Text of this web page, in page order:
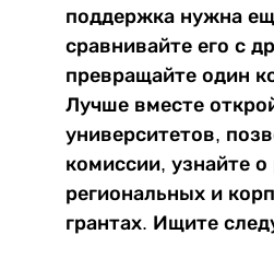
поддержка нужна
сравнивайте его с
превращайте один
Лучше вместе
университетов,
комиссии, узнайте о
региональных и
грантах. Ищите